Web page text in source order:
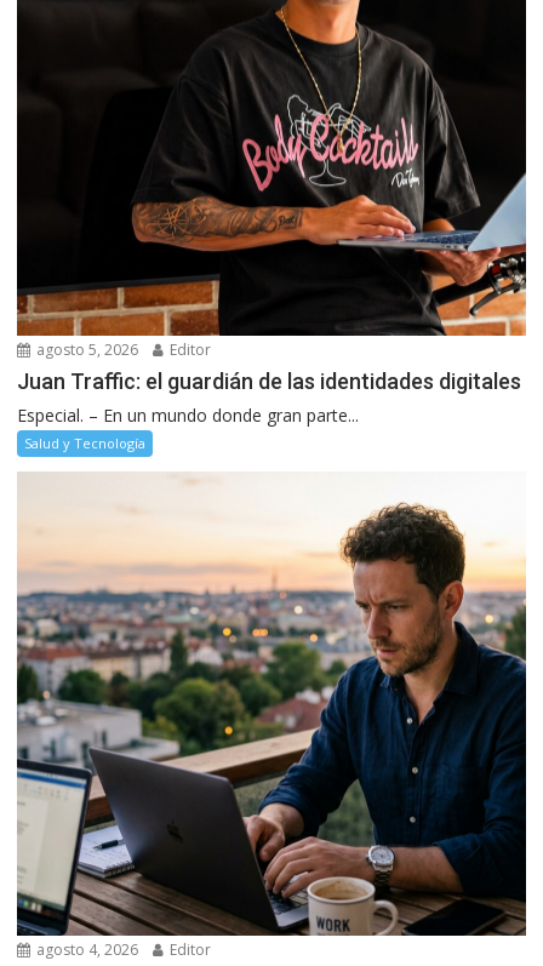
agosto 5, 2026 Editor
Juan Traffic: el guardián de las identidades digitales
Especial. – En un mundo donde gran parte...
Salud y Tecnología
agosto 4, 2026 Editor